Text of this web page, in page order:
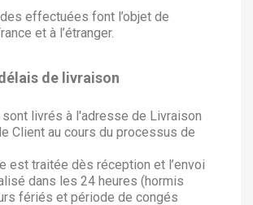
effectuées font l’objet de
et à l’étranger.
de livraison
livrés à l'adresse de Livraison
Client au cours du processus de
est traitée dès réception et l’envoi
dans les 24 heures (hormis
fériés et période de congés